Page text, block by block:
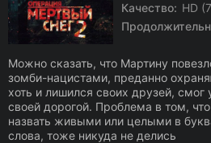
Качество: HD
Можно сказать, что Мартину
зомби-нацистами, преданно
хоть и лишился своих друзей, смог
своей дорогой. Проблема в том,
назвать живыми или целыми в
слова, тоже никуда не делись